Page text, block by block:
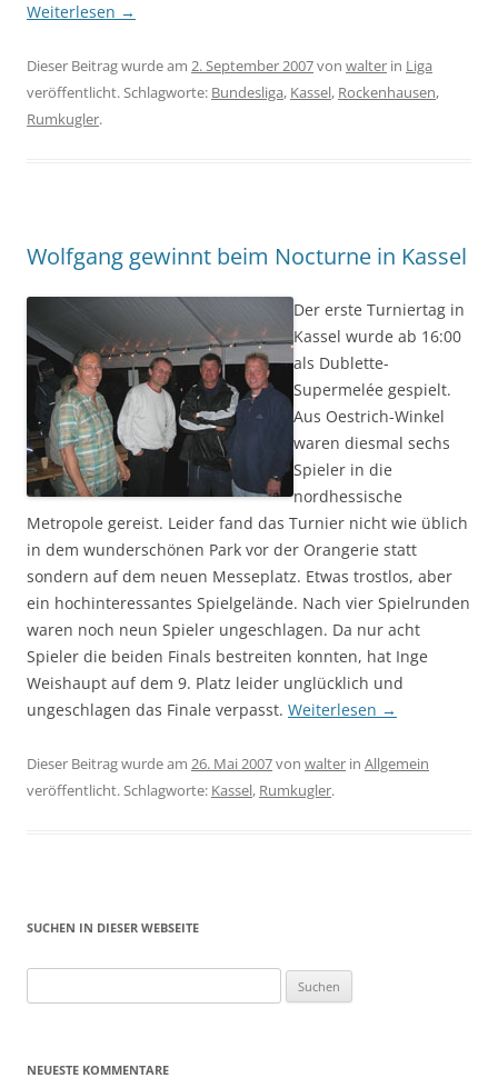
Weiterlesen →
Dieser Beitrag wurde am 2. September 2007von walter in Liga
veröffentlicht. Schlagworte: Bundesliga, Kassel, Rockenhausen,
Rumkugler.
Wolfgang gewinnt beim Nocturne in Kassel
Der erste Turniertag in
Kassel wurde ab 16:00
als Dublette-
Supermelée gespielt.
Aus Oestrich-Winkel
waren diesmal sechs
Spieler in die
nordhessische
Metropole gereist. Leider fand das Turnier nicht wie üblich
in dem wunderschönen Park vor der Orangerie statt
sondern auf dem neuen Messeplatz. Etwas trostlos, aber
ein hochinteressantes Spielgelände. Nach vier Spielrunden
waren noch neun Spieler ungeschlagen. Da nur acht
Spieler die beiden Finals bestreiten konnten, hat Inge
Weishaupt auf dem 9. Platz leider unglücklich und
ungeschlagen das Finale verpasst. Weiterlesen →
Dieser Beitrag wurde am 26. Mai 2007von walter in Allgemein
veröffentlicht. Schlagworte: Kassel, Rumkugler.
SUCHEN IN DIESER WEBSEITE
nach:
NEUESTE KOMMENTARE